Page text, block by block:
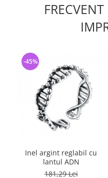
Inel argint reglabil cu
lantul ADN
181,29 Lei
-45%